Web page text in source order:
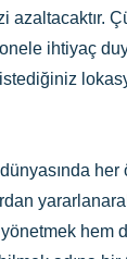
azaltacaktır.
ihtiyaç
her
hem